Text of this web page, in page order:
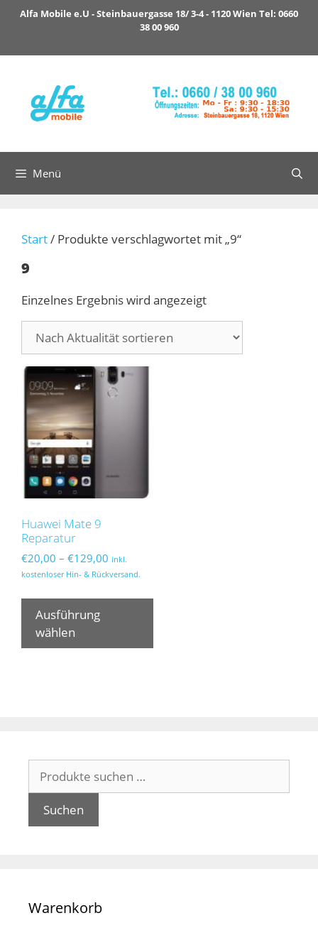
ZumAlfa Mobile e.U - Steinbauergasse 18/ 3-4 - 1120 Wien Tel: 0660
38 00 960
Menü
Start/ Produkte verschlagwortet mit „9“
9
Einzelnes Ergebnis wird angezeigt
Huawei Mate 9
Reparatur
€20,00 – €129,00 Preisspanne:
€20,00
€129,00
inkl.
kostenloser Hin- & Rückversand.
Ausführung
wählen
mehrere
Produktseite
Suchen
nach:
Suchen
Warenkorb